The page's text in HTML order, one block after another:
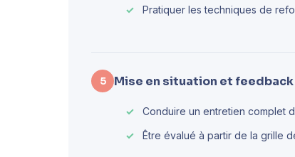
Pratiquer les techniques de
5 Mise en situation et feedback
Conduire un entretien complet
Être évalué à partir de la grille